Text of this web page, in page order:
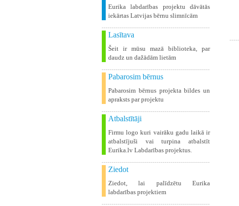
Eurika labdarības projektu dāvātās
iekārtas Latvijas bērnu slimnīcām
Lasītava
Šeit ir mūsu mazā biblioteka, par
daudz un dažādām lietām
Pabarosim bērnus
Pabarosim bērnus projekta bildes un
apraksts par projektu
Atbalstītāji
Firmu logo kuri vairāku gadu laikā ir
atbalstījuši vai turpina atbalstīt
Eurika.lv Labdarības projektus.
Ziedot
Ziedot, lai palīdzētu Eurika
labdarības projektiem